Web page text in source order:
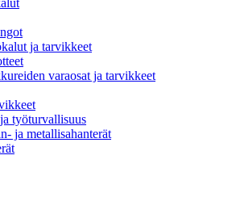
ja tarvikkeet
varaosat ja tarvikkeet
työturvallisuus
ja metallisahanterät